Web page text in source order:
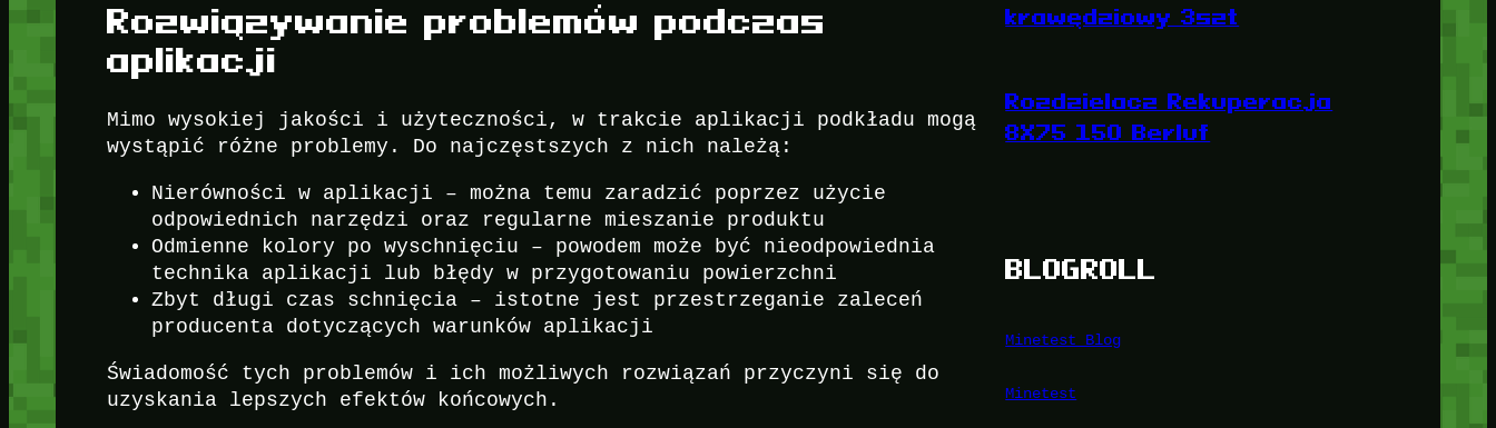
Rozwiązywanie problemów podczas
aplikacji
Mimo wysokiej jakości i użyteczności, w trakcie aplikacji podkładu mogą
wystąpić różne problemy. Do najczęstszych z nich należą:
Nierówności w aplikacji – można temu zaradzić poprzez użycie
odpowiednich narzędzi oraz regularne mieszanie produktu
Odmienne kolory po wyschnięciu – powodem może być nieodpowiednia
technika aplikacji lub błędy w przygotowaniu powierzchni
Zbyt długi czas schnięcia – istotne jest przestrzeganie zaleceń
producenta dotyczących warunków aplikacji
Świadomość tych problemów i ich możliwych rozwiązań przyczyni się do
uzyskania lepszych efektów końcowych.
krawędziowy 3szt
Rozdzielacz Rekuperacja
8X75 150 Berluf
BLOGROLL
Minetest Blog
Minetest